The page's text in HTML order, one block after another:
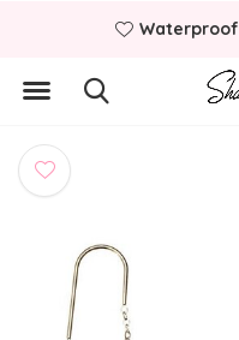
Waterproof